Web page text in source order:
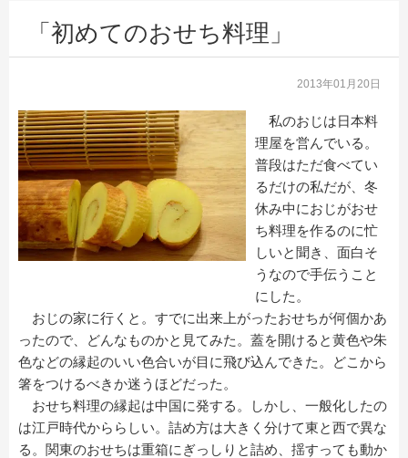
「初めてのおせち料理」
2013年01月20日
私のおじは日本料
理屋を営んでいる。
普段はただ食べてい
るだけの私だが、冬
休み中におじがおせ
ち料理を作るのに忙
しいと聞き、面白そ
うなので手伝うこと
にした。
おじの家に行くと。すでに出来上がったおせちが何個かあ
ったので、どんなものかと見てみた。蓋を開けると黄色や朱
色などの縁起のいい色合いが目に飛び込んできた。どこから
箸をつけるべきか迷うほどだった。
おせち料理の縁起は中国に発する。しかし、一般化したの
は江戸時代かららしい。詰め方は大きく分けて東と西で異な
る。関東のおせちは重箱にぎっしりと詰め、揺すっても動か